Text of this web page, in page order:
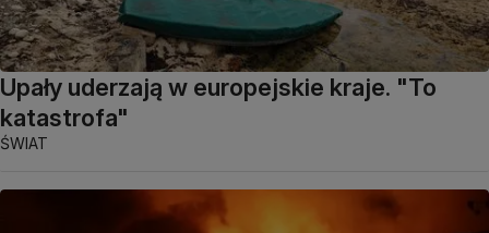
Upały uderzają w europejskie kraje. "To
katastrofa"
ŚWIAT